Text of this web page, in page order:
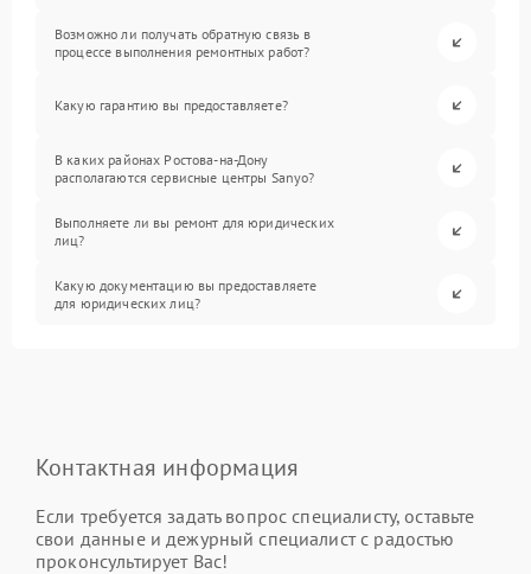
Возможно ли получать обратную связь в
процессе выполнения ремонтных работ?
Какую гарантию вы предоставляете?
В каких районах Ростова-на-Дону
располагаются сервисные центры Sanyo?
Выполняете ли вы ремонт для юридических
лиц?
Какую документацию вы предоставляете
для юридических лиц?
Контактная информация
Если требуется задать вопрос специалисту, оставьте
свои данные и дежурный специалист с радостью
проконсультирует Вас!